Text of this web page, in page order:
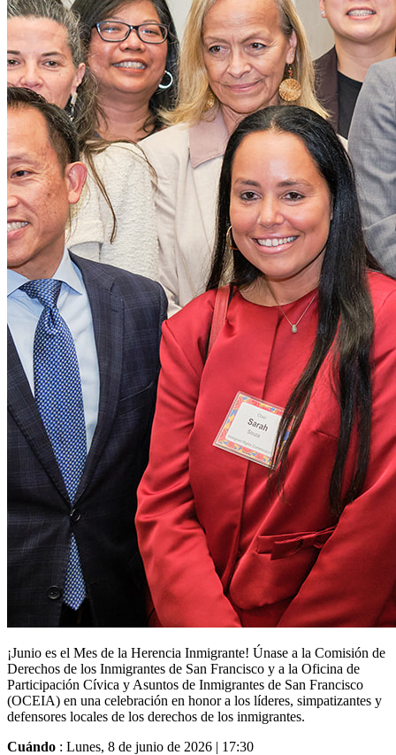
¡Junio ​​es el Mes de la Herencia Inmigrante! Únase a la Comisión de
Derechos de los Inmigrantes de San Francisco y a la Oficina de
Participación Cívica y Asuntos de Inmigrantes de San Francisco
(OCEIA) en una celebración en honor a los líderes, simpatizantes y
defensores locales de los derechos de los inmigrantes.
Cuándo : Lunes, 8 de junio de 2026 | 17:30